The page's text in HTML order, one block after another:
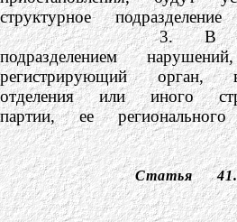
структурное
3. В случае
подразделением
регистрирующий орган,
отделения или иного
партии, ее
Статья